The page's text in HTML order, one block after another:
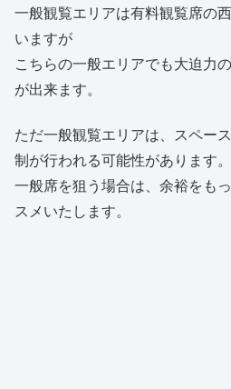
一般観覧エリアは有料観覧席の
いますが
こちらの一般エリアでも大迫力
が出来ます。
ただ一般観覧エリアは、スペー
制が行われる可能性があります。
一般席を狙う場合は、余裕をも
スメいたします。